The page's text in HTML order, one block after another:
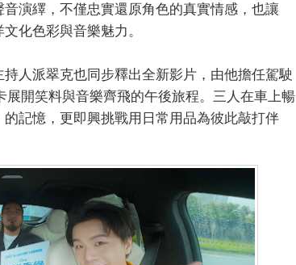
演繹，不僅忠實還原角色的真實情感，也讓
化色彩與音樂魅力。
人派翠克也同步釋出全新影片，由他擔任駕駛
開笑料與音樂齊飛的午後旅程。三人在車上暢
記憶，更即興挑戰用日常用品為彼此敲打伴